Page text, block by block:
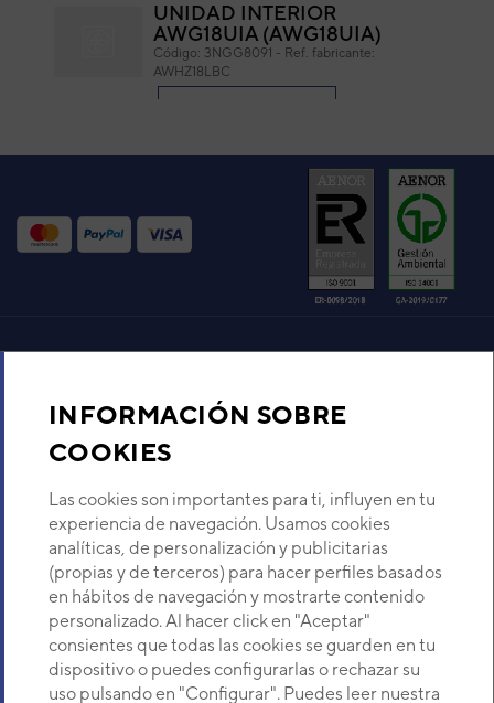
INFORMACIÓN SOBRE
COOKIES
Las cookies son importantes para ti, influyen en tu
experiencia de navegación. Usamos cookies
analíticas, de personalización y publicitarias
(propias y de terceros) para hacer perfiles basados
en hábitos de navegación y mostrarte contenido
personalizado. Al hacer click en "Aceptar"
consientes que todas las cookies se guarden en tu
dispositivo o puedes configurarlas o rechazar su
uso pulsando en "Configurar". Puedes leer nuestra
UNIDAD INTERIOR
AWG18UIA (AWG18UIA)
Código: 3NGG8091 - Ref. fabricante:
AWHZ18LBC
UNID.INTERIOR RSA24LCC
Código:
Ref. fabricante:
RSA24LCC
UNID INTERIOR ASH18UI-LF
HSG18LFCA
UI PARED EEV INTEGRADA
ASYA24LACH
Código: 3IVF2008- Ref. fabricante:
ASYA24LACH
VER DETALLE
UNID INTERIOR ASY100UI-
Sobre Nosotros
Descubre Eurofred
Dónde Estamos
¿Buscas un servicio técnico?